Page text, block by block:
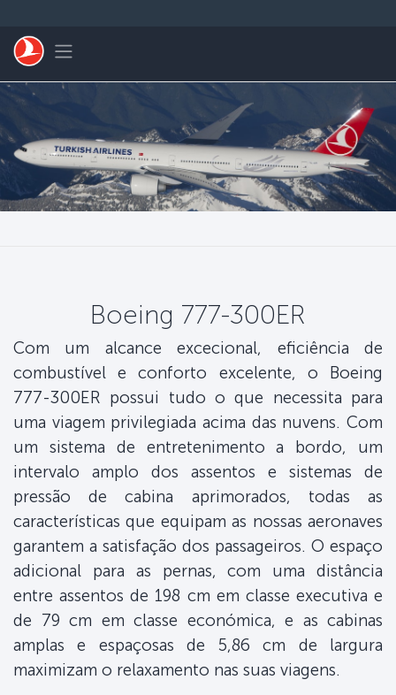
Toggle navigation
Boeing 777-300ER
Com um alcance excecional, eficiência de
combustível e conforto excelente, o Boeing
777-300ER possui tudo o que necessita para
uma viagem privilegiada acima das nuvens. Com
um sistema de entretenimento a bordo, um
intervalo amplo dos assentos e sistemas de
pressão de cabina aprimorados, todas as
características que equipam as nossas aeronaves
garantem a satisfação dos passageiros. O espaço
adicional para as pernas, com uma distância
entre assentos de 198 cm em classe executiva e
de 79 cm em classe económica, e as cabinas
amplas e espaçosas de 5,86 cm de largura
maximizam o relaxamento nas suas viagens.